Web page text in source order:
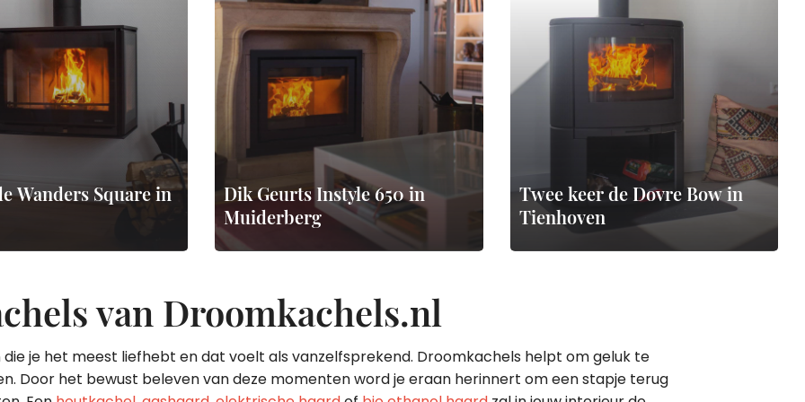
Wanders Square in
Dik Geurts Instyle 650 in
Muiderberg
Twee keer de Dovre Bow in
Tienhoven
van Droomkachels.nl
die je het meest liefhebt en dat voelt als vanzelfsprekend. Droomkachels helpt om geluk te
Door het bewust beleven van deze momenten word je eraan herinnert om een stapje terug